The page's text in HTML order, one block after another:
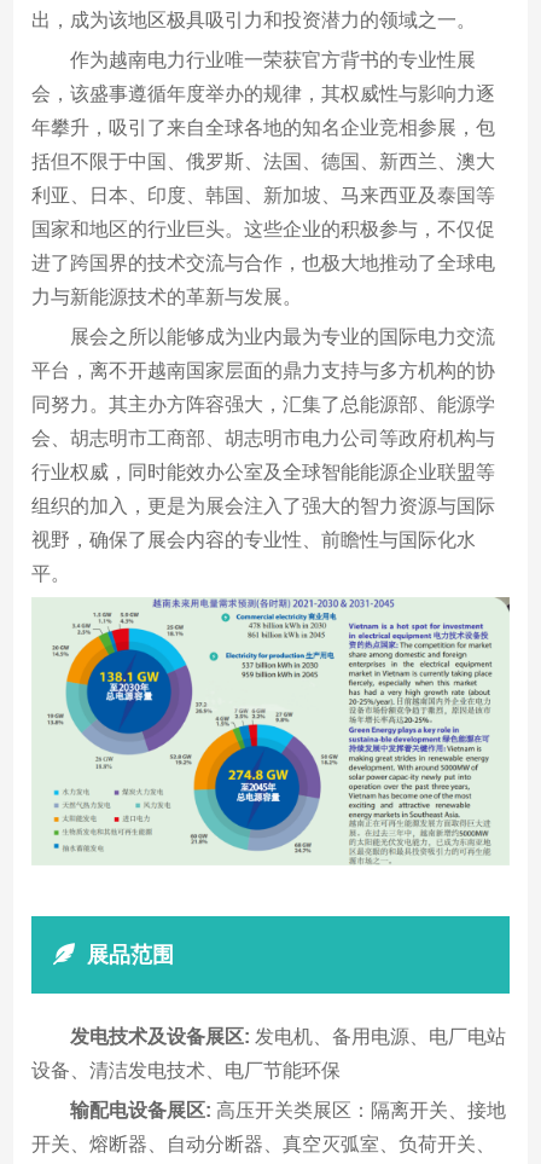
出，成为该地区极具吸引力和投资潜力的领域之一。
作为越南电力行业唯一荣获官方背书的专业性展
会，该盛事遵循年度举办的规律，其权威性与影响力逐
年攀升，吸引了来自全球各地的知名企业竞相参展，包
括但不限于中国、俄罗斯、法国、德国、新西兰、澳大
利亚、日本、印度、韩国、新加坡、马来西亚及泰国等
国家和地区的行业巨头。这些企业的积极参与，不仅促
进了跨国界的技术交流与合作，也极大地推动了全球电
力与新能源技术的革新与发展。
展会之所以能够成为业内最为专业的国际电力交流
平台，离不开越南国家层面的鼎力支持与多方机构的协
同努力。其主办方阵容强大，汇集了总能源部、能源学
会、胡志明市工商部、胡志明市电力公司等政府机构与
行业权威，同时能效办公室及全球智能能源企业联盟等
组织的加入，更是为展会注入了强大的智力资源与国际
视野，确保了展会内容的专业性、前瞻性与国际化水
平。
展品范围
发电技术及设备展区: 发电机、备用电源、电厂电站
设备、清洁发电技术、电厂节能环保
输配电设备展区: 高压开关类展区：隔离开关、接地
开关、熔断器、自动分断器、真空灭弧室、负荷开关、